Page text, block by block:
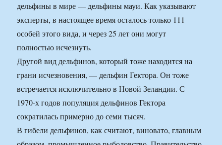
дельфины в мире — дельфины мауи. Как указывают
эксперты, в настоящее время осталось только 111
особей этого вида, и через 25 лет они могут
полностью исчезнуть.
Другой вид дельфинов, который тоже находится на
грани исчезновения, — дельфин Гектора. Он тоже
встречается исключительно в Новой Зеландии. С
1970-х годов популяция дельфинов Гектора
сократилась примерно до семи тысяч.
В гибели дельфинов, как считают, виновато, главным